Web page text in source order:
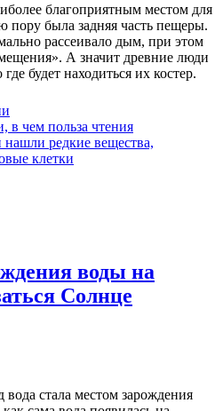
благоприятным местом для
пору была задняя часть пещеры.
рассеивало дым, при этом
А значит древние люди
будет находиться их костер.
в чем польза чтения
редкие вещества,
клетки
воды на
Солнце
стала местом зарождения